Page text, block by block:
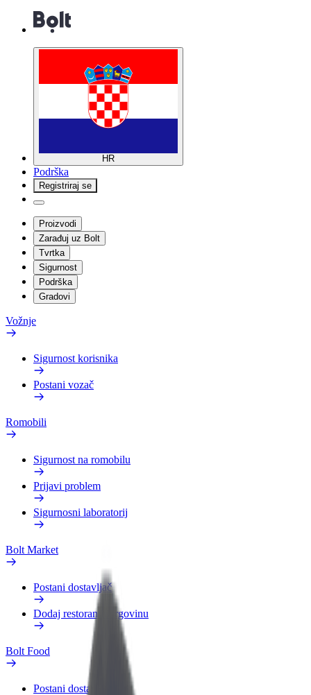
HR
Podrška
Registriraj se
Proizvodi
Zarađuj uz Bolt
Tvrtka
Sigurnost
Podrška
Gradovi
Vožnje
Sigurnost korisnika
Postani vozač
Romobili
Sigurnost na romobilu
Prijavi problem
Sigurnosni laboratorij
Bolt Market
Postani dostavljač
Dodaj restoran ili trgovinu
Bolt Food
Postani dostavljač